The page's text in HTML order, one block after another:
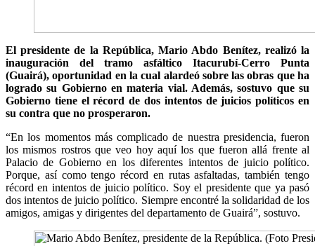
El presidente de la República, Mario Abdo Benítez, realizó la
inauguración del tramo asfáltico Itacurubí-Cerro Punta
(Guairá), oportunidad en la cual alardeó sobre las obras que ha
logrado su Gobierno en materia vial. Además, sostuvo que su
Gobierno tiene el récord de dos intentos de juicios políticos en
su contra que no prosperaron.
“En los momentos más complicado de nuestra presidencia, fueron
los mismos rostros que veo hoy aquí los que fueron allá frente al
Palacio de Gobierno en los diferentes intentos de juicio político.
Porque, así como tengo récord en rutas asfaltadas, también tengo
récord en intentos de juicio político. Soy el presidente que ya pasó
dos intentos de juicio político. Siempre encontré la solidaridad de los
amigos, amigas y dirigentes del departamento de Guairá”, sostuvo.